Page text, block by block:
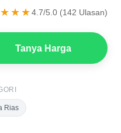
4.7/5.0 (142 Ulasan)
Tanya Harga
Rias